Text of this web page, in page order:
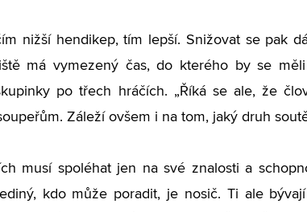
nižší hendikep, tím lepší. Snižovat se pak
má vymezený čas, do kterého by se
po třech hráčích. „Říká se ale, že
Záleží ovšem i na tom, jaký druh
musí spoléhat jen na své znalosti a
kdo může poradit, je nosič. Ti ale